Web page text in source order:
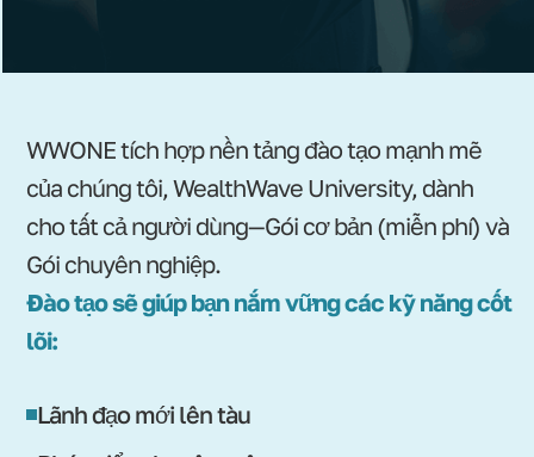
WWONE tích hợp nền tảng đào tạo mạnh mẽ
của chúng tôi, WealthWave University, dành
cho tất cả người dùng—Gói cơ bản (miễn phí) và
Gói chuyên nghiệp.
Đào tạo sẽ giúp bạn nắm vững các kỹ năng cốt
lõi:
Lãnh đạo mới lên tàu